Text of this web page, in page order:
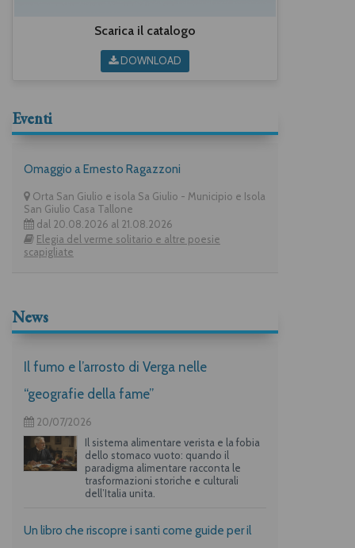
Scarica il catalogo
DOWNLOAD
Eventi
Omaggio a Ernesto Ragazzoni
Orta San Giulio e isola Sa Giulio - Municipio e Isola
San Giulio Casa Tallone
dal 20.08.2026 al 21.08.2026
Elegia del verme solitario e altre poesie
scapigliate
News
Il fumo e l’arrosto di Verga nelle
“geografie della fame”
20/07/2026
Il sistema alimentare verista e la fobia
dello stomaco vuoto: quando il
paradigma alimentare racconta le
trasformazioni storiche e culturali
dell’Italia unita.
Un libro che riscopre i santi come guide per il